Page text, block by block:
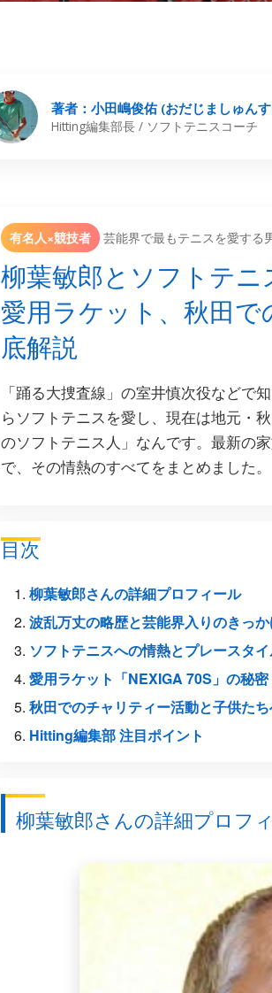
著者：小田嶋俊佑 (おだじましゅん
Hitting編集部長 / ソフトテニスコーチ
有名人×競技者 芸能界で最もテニスを愛する
柳葉敏郎とソフトテ
愛用ラケット、秋田
底解説
「踊る大捜査線」の室井慎次役などで
らソフトテニスを愛し、現在は地元・
のソフトテニス人」なんです。最新の
で、その情熱のすべてをまとめました。
目次
柳葉敏郎さんの詳細プロフィール
波乱万丈の略歴と芸能界入りのきっ
ソフトテニスへの情熱とプレースタ
愛用ラケット「NEXIGA 70S」の秘密
秋田でのチャリティー活動と子供た
Hitting編集部 注目ポイント
柳葉敏郎さんの詳細プロフ